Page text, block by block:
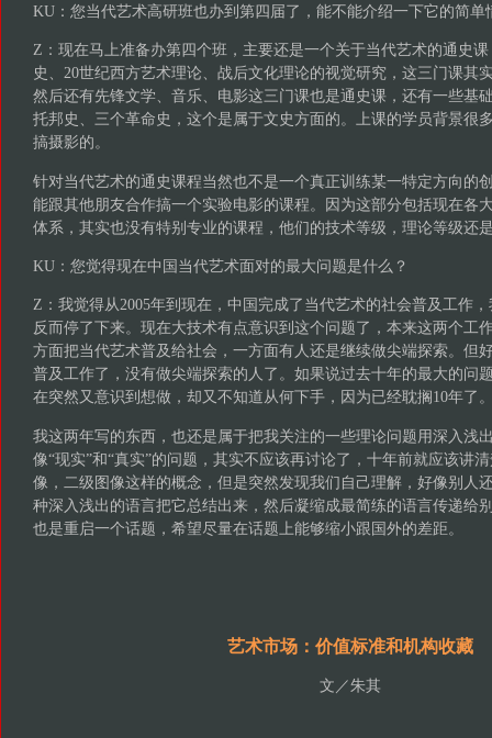
KU：您当代艺术高研班也办到第四届了，能不能介绍一下它的简单
Z：现在马上准备办第四个班，主要还是一个关于当代艺术的通史
史、20世纪西方艺术理论、战后文化理论的视觉研究，这三门课其
然后还有先锋文学、音乐、电影这三门课也是通史课，还有一些基
托邦史、三个革命史，这个是属于文史方面的。上课的学员背景很
搞摄影的。
针对当代艺术的通史课程当然也不是一个真正训练某一特定方向的
能跟其他朋友合作搞一个实验电影的课程。因为这部分包括现在各
体系，其实也没有特别专业的课程，他们的技术等级，理论等级还
KU：您觉得现在中国当代艺术面对的最大问题是什么？
Z：我觉得从2005年到现在，中国完成了当代艺术的社会普及工作
反而停了下来。现在大技术有点意识到这个问题了，本来这两个工
方面把当代艺术普及给社会，一方面有人还是继续做尖端探索。但
普及工作了，没有做尖端探索的人了。如果说过去十年的最大的问
在突然又意识到想做，却又不知道从何下手，因为已经耽搁10年了
我这两年写的东西，也还是属于把我关注的一些理论问题用深入浅
像“现实”和“真实”的问题，其实不应该再讨论了，十年前就应该讲
像，二级图像这样的概念，但是突然发现我们自己理解，好像别人
种深入浅出的语言把它总结出来，然后凝缩成最简练的语言传递给
也是重启一个话题，希望尽量在话题上能够缩小跟国外的差距。
艺术市场：价值标准和机构收藏
文／朱其